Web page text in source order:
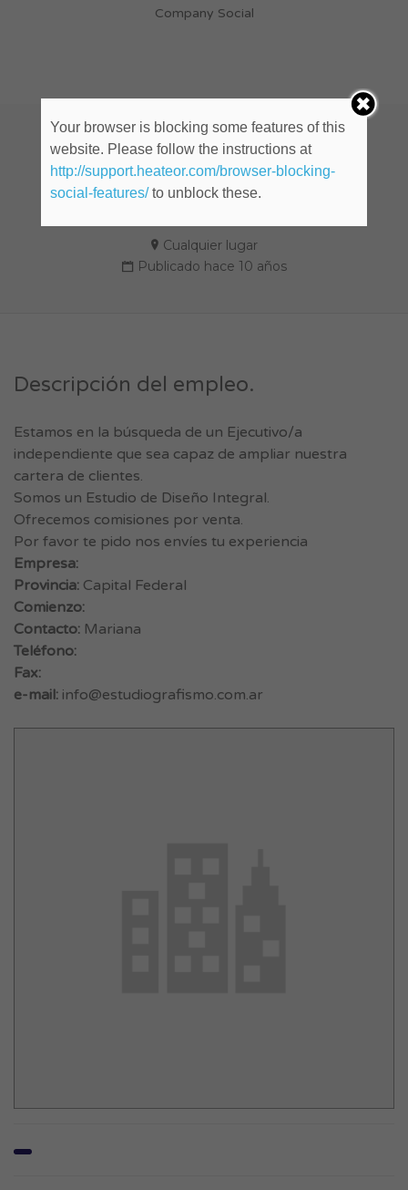
Company Social
EJECUTIVO/A DE CUENTAS
FREELANCE (ID: 657597)
Cualquier lugar
Publicado hace 10 años
Descripción del empleo.
Estamos en la búsqueda de un Ejecutivo/a
independiente que sea capaz de ampliar nuestra
cartera de clientes.
Somos un Estudio de Diseño Integral.
Ofrecemos comisiones por venta.
Por favor te pido nos envíes tu experiencia
Empresa:
Provincia: Capital Federal
Comienzo:
Contacto: Mariana
Teléfono:
Fax:
e-mail: info@estudiografismo.com.ar
Your browser is blocking some features of this
website. Please follow the instructions at
http://support.heateor.com/browser-blocking-
social-features/to unblock these.